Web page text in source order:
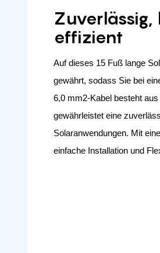
Zuverlässig,
effizient
Auf dieses 15 Fuß lange
gewährt, sodass Sie bei
6,0 mm2-Kabel besteht
gewährleistet eine
Solaranwendungen. Mit
einfache Installation und